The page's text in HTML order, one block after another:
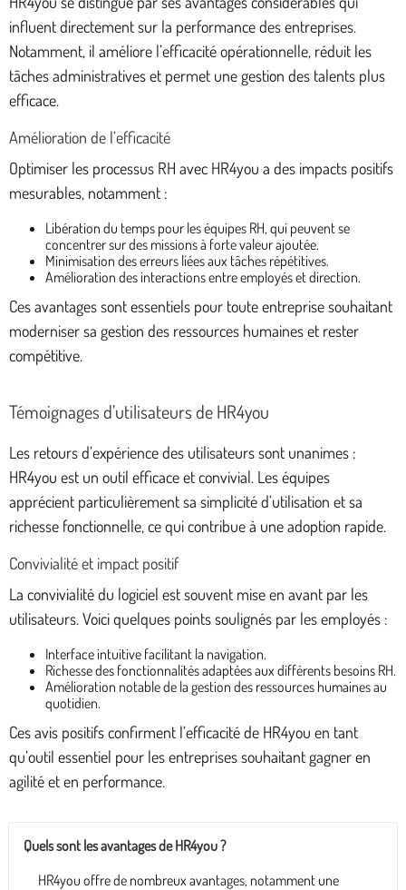
influent directement sur la performance des entreprises.
Notamment, il améliore l’efficacité opérationnelle, réduit les
tâches administratives et permet une gestion des talents plus
efficace.
Amélioration de l’efficacité
Optimiser les processus RH avec HR4you a des impacts positifs
mesurables, notamment :
Libération du temps pour les équipes RH, qui peuvent se
concentrer sur des missions à forte valeur ajoutée.
Minimisation des erreurs liées aux tâches répétitives.
Amélioration des interactions entre employés et direction.
Ces avantages sont essentiels pour toute entreprise souhaitant
moderniser sa gestion des ressources humaines et rester
compétitive.
Témoignages d’utilisateurs de HR4you
Les retours d’expérience des utilisateurs sont unanimes :
HR4you est un outil efficace et convivial. Les équipes
apprécient particulièrement sa simplicité d’utilisation et sa
richesse fonctionnelle, ce qui contribue à une adoption rapide.
Convivialité et impact positif
La convivialité du logiciel est souvent mise en avant par les
utilisateurs. Voici quelques points soulignés par les employés :
Interface intuitive facilitant la navigation.
Richesse des fonctionnalités adaptées aux différents besoins RH.
Amélioration notable de la gestion des ressources humaines au
quotidien.
Ces avis positifs confirment l’efficacité de HR4you en tant
qu’outil essentiel pour les entreprises souhaitant gagner en
agilité et en performance.
Quels sont les avantages de HR4you ?
HR4you offre de nombreux avantages, notamment une